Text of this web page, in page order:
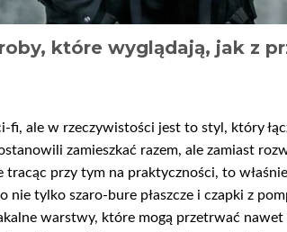
które wyglądają, jak z
ale w rzeczywistości jest to styl, który
zamieszkać razem, ale zamiast
tracąc przy tym na praktyczności, to
tylko szaro-bure płaszcze i czapki z
warstwy, które mogą przetrwać